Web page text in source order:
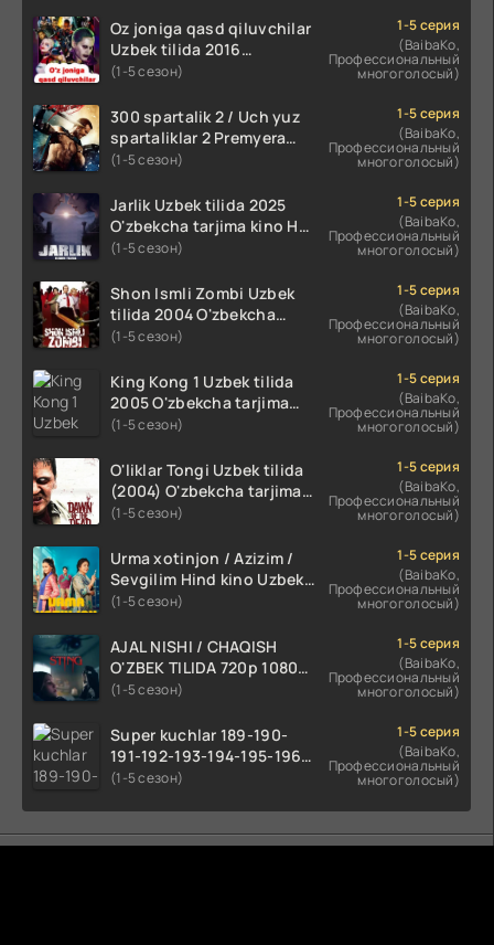
qismlari o'zbek tilida
Oz joniga qasd qiluvchilar
Uzbek tilida 2016
O'zbekcha tarjima kino
(1-5 сезон)
1-5 серия
(BaibaKo,
Профессиональный
многоголосый)
300 spartalik 2 / Uch yuz
spartaliklar 2 Premyera
Uzbek tilida 2013
skachat
(1-5 сезон)
1-5 серия
(BaibaKo,
Профессиональный
многоголосый)
Jarlik Uzbek tilida 2025
O'zbekcha tarjima kino HD
skachat
(1-5 сезон)
1-5 серия
(BaibaKo,
Профессиональный
многоголосый)
Shon Ismli Zombi Uzbek
tilida 2004 O'zbekcha
tarjima kino HD skachat
(1-5 сезон)
1-5 серия
(BaibaKo,
Профессиональный
многоголосый)
King Kong 1 Uzbek tilida
2005 O'zbekcha tarjima
kino HD skachat
(1-5 сезон)
1-5 серия
(BaibaKo,
Профессиональный
многоголосый)
O'liklar Tongi Uzbek tilida
(2004) O'zbekcha tarjima
kino HD skachat
(1-5 сезон)
1-5 серия
(BaibaKo,
Профессиональный
многоголосый)
Urma xotinjon / Azizim /
Sevgilim Hind kino Uzbek
tilida 2022 O'zbekcha
(1-5 сезон)
1-5 серия
(BaibaKo,
Профессиональный
многоголосый)
AJAL NISHI / CHAQISH
O'ZBEK TILIDA 720p 1080p
Full HD (2024) Tarjima
(1-5 сезон)
1-5 серия
(BaibaKo,
Профессиональный
многоголосый)
Super kuchlar 189-190-
191-192-193-194-195-196-
197-198-199-200 Qism
tarjima seryal
(1-5 сезон)
1-5 серия
(BaibaKo,
Профессиональный
многоголосый)